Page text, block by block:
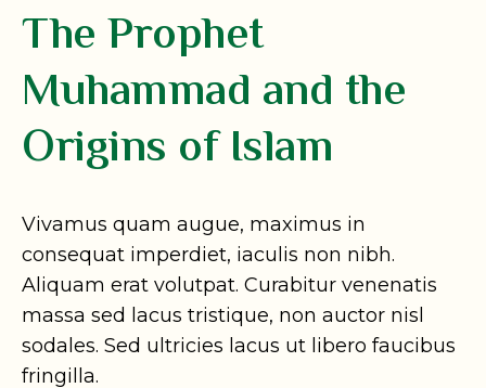
The Prophet
Muhammad and the
Origins of Islam
Vivamus quam augue, maximus in
consequat imperdiet, iaculis non nibh.
Aliquam erat volutpat. Curabitur venenatis
massa sed lacus tristique, non auctor nisl
sodales. Sed ultricies lacus ut libero faucibus
fringilla.